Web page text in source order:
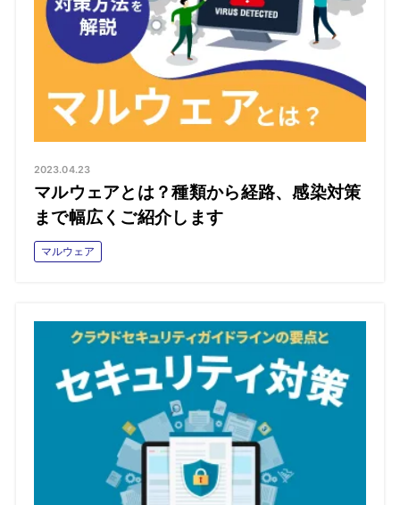
2023.04.23
マルウェアとは？種類から経路、感染対策
まで幅広くご紹介します
マルウェア